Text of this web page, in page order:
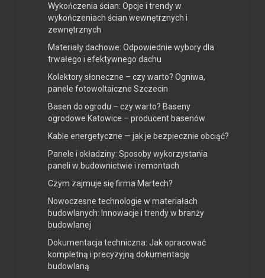
Wykończenia ścian: Opcje i trendy w
wykończeniach ścian wewnętrznych i
zewnętrznych
Materiały dachowe: Odpowiednie wybory dla
trwałego i efektywnego dachu
Kolektory słoneczne – czy warto? Ogniwa,
panele fotowoltaiczne Szczecin
Basen do ogrodu – czy warto? Baseny
ogrodowe Katowice – producent basenów
Kable energetyczne — jak je bezpiecznie obciąć?
Panele i okładziny: Sposoby wykorzystania
paneli w budownictwie i remontach
Czym zajmuje się firma Martech?
Nowoczesne technologie w materiałach
budowlanych: Innowacje i trendy w branży
budowlanej
Dokumentacja techniczna: Jak opracować
kompletną i precyzyjną dokumentację
budowlaną